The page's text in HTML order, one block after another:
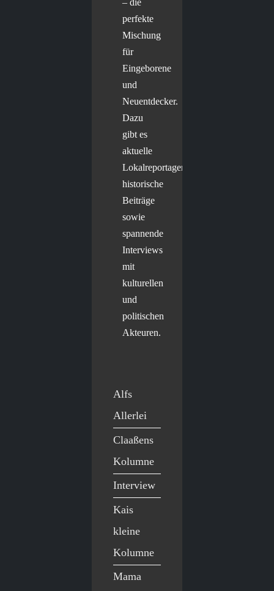
– die
perfekte
Mischung
für
Eingeborene
und
Neuentdecker.
Dazu
gibt es
aktuelle
Lokalreportagen,
historische
Beiträge
sowie
spannende
Interviews
mit
kulturellen
und
politischen
Akteuren.
Alfs
Allerlei
Claaßens
Kolumne
Interview
Kais
kleine
Kolumne
Mama